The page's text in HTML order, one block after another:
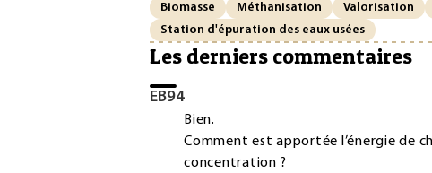
Biomasse Méthanisation Valorisation
Station d'épuration des eaux usées
Les derniers commentaires
EB94
Bien.
Comment est apportée l’énergie de
concentration ?